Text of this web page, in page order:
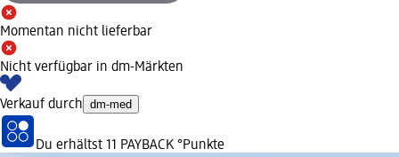
Momentan nicht lieferbar
Nicht verfügbar in dm-Märkten
Verkauf durch dm-med
Du erhältst 11 PAYBACK °Punkte